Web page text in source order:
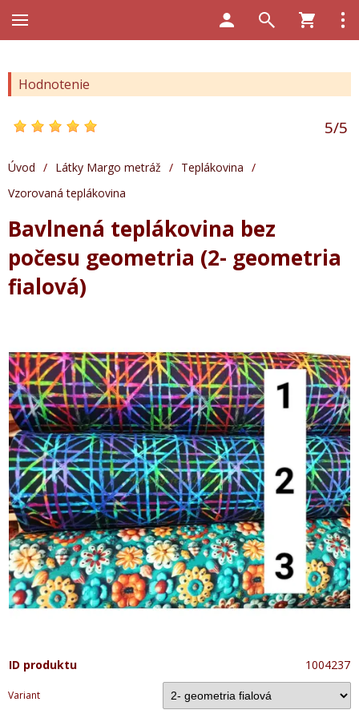
Hodnotenie
5/5
Úvod / Látky Margo metráž / Teplákovina /
Vzorovaná teplákovina
Bavlnená teplákovina bez
počesu geometria (2- geometria
fialová)
ID produktu 1004237
Variant